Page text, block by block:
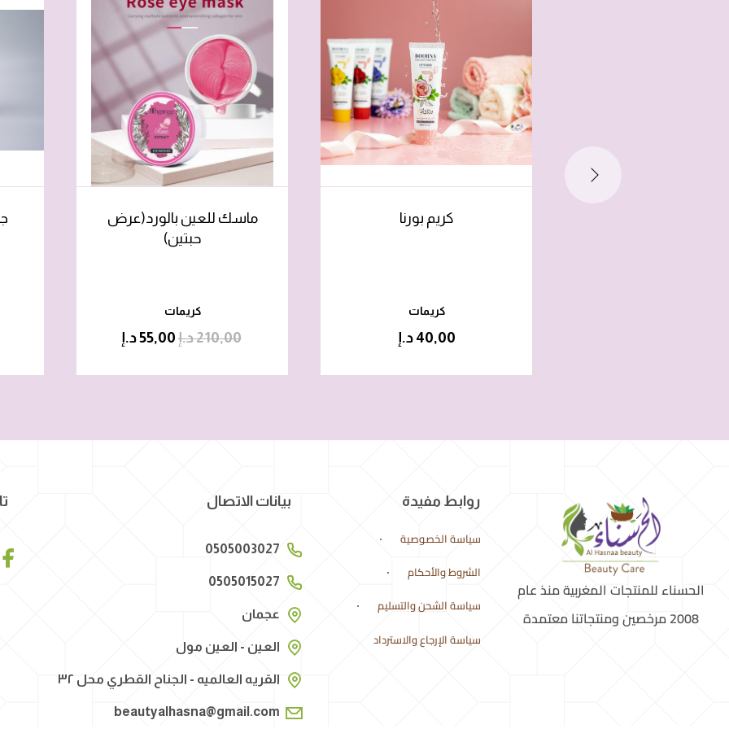
كريم بورنا
كريمات
40,00 د.إ
ماسك للعين بالورد(عرض
حبتين)
كريمات
210,00د.إ55,00د.إ
الحسناء للمنتجات المغربية منذ عام
2008 مرخصين ومنتجاتنا معتمدة
روابط مفيدة
سياسة الخصوصية
الشروط والأحكام
سياسة الشحن والتسليم
سياسة الإرجاع والاسترداد
بيانات الاتصال
0505003027
0505015027
عجمان
العين - العين مول
القريه العالميه - الجناح القطري محل ٣٢
beautyalhasna@gmail.com